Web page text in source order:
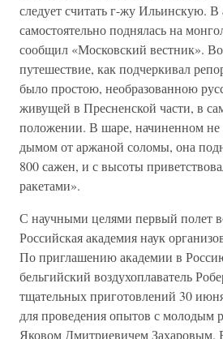
следует считать г-жу Ильинскую. В
самостоятельно поднялась на
сообщил «Московский вестник».
путешествие, как подчеркивал
было простою, необразованною
живущей в Пресненской части, в
положении. В шаре, начиненном не
дымом от аржаной соломы, она
800 сажен, и с высоты
ракетами».
С научными целями первый полет
Российская академия наук
По приглашению академии в
бельгийский воздухоплаватель
тщательных приготовлений 30
для проведения опытов с молодым
Яковом Дмитриевичем Захаровым.